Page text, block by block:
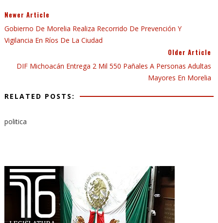
Newer Article
Gobierno De Morelia Realiza Recorrido De Prevención Y
Vigilancia En Ríos De La Ciudad
Older Article
DIF Michoacán Entrega 2 Mil 550 Pañales A Personas Adultas
Mayores En Morelia
RELATED POSTS:
politica